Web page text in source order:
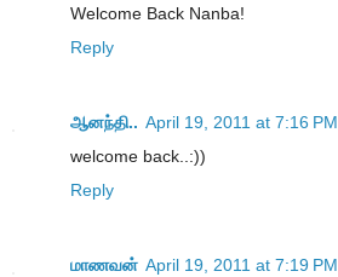
Welcome Back Nanba!
Reply
ஆனந்தி.. April 19, 2011 at 7:16 PM
welcome back..:))
Reply
மாணவன் April 19, 2011 at 7:19 PM